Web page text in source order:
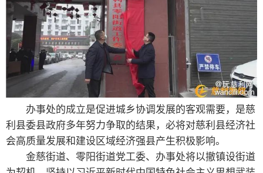
办事处的成立是促进城乡协调发展的客观需要，是慈
利县委县政府多年努力争取的结果，必将对慈利县经济社
会高质量发展和建设区域经济强县产生积极影响。
金慈街道、零阳街道党工委、办事处将以撤镇设街道